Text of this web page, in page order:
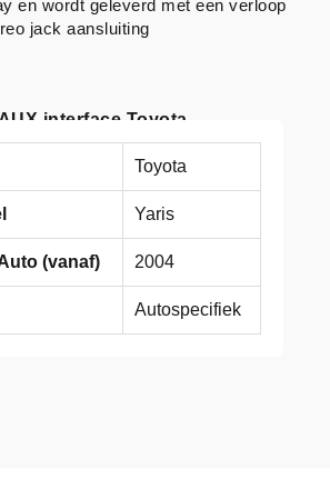
interface Toyota
Toyota
Yaris
(vanaf) 2004
Autospecifiek
en wordt geleverd met een verloop
jack aansluiting